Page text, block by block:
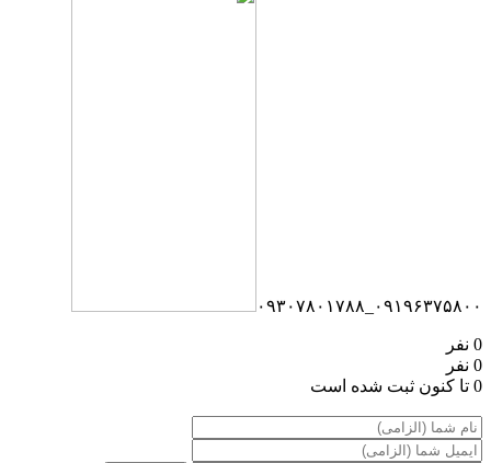
۰۹۱۹۶۳۷۵۸۰۰_۰۹۳۰۷۸۰۱۷۸۸
0 نفر
0 نفر
0 تا کنون ثبت شده است